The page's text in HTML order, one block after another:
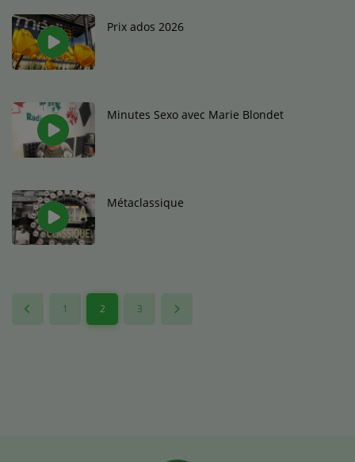
Prix ados 2026
Minutes Sexo avec Marie Blondet
Métaclassique
1 2 3